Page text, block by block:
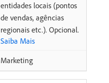
entidades locais (pontos
de vendas, agências
regionais etc.). Opcional.
Saiba Mais
Marketing